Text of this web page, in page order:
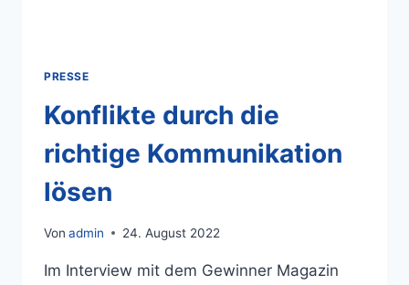
PRESSE
Konflikte durch die
richtige Kommunikation
lösen
Von admin 24. August 2022
Im Interview mit dem Gewinner Magazin